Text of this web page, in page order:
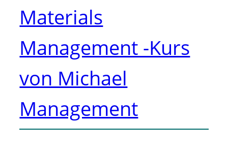
Materials
Management -Kurs
von Michael
Management